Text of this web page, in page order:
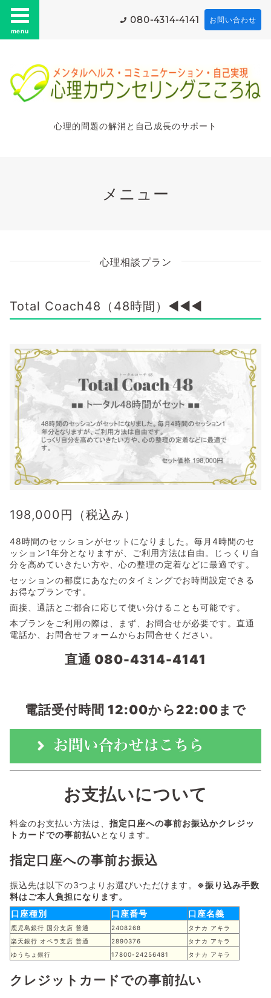
menu
080-4314-4141 お問い合わせ
心理的問題の解消と自己成長のサポート
メニュー
心理相談プラン
Total Coach48（48時間）◀◀◀
198,000円（税込み）
48時間のセッションがセットになりました。毎月4時間のセ
ッション1年分となりますが、ご利用方法は自由。じっくり自
分を高めていきたい方や、心の整理の定着などに最適です。
セッションの都度にあなたのタイミングでお時間設定できる
お得なプランです。
面接、通話とご都合に応じて使い分けることも可能です。
本プランをご利用の際は、まず、お問合せが必要です。直通
電話か、お問合せフォームからお問合せください。
直通 080-4314-4141
電話受付時間 12:00から22:00まで
お支払いについて
料金のお支払い方法は、 指定口座への事前お振込かクレジッ
トカードでの事前払いとなります。
指定口座への事前お振込
振込先は以下の3つよりお選びいただけます。 ※振り込み手数
料はご本人負担になります。
口座種別
口座番号 口座名義
鹿児島銀行 国分支店 普通 2408268
タナカ アキラ
楽天銀行 オペラ支店 普通
2890376
タナカ アキラ
ゆうちょ銀行
17800-24256481 タナカ アキラ
クレジットカードでの事前払い